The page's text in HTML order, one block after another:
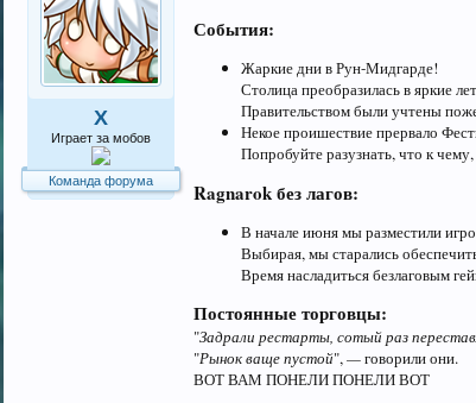
X
Играет за мобов
Команда форума
События:
Жаркие дни в Рун-Мидгарде!
Столица преобразилась в яркие
Правительством были учтены
Некое проишествие прервало
Попробуйте разузнать, что к
Ragnarok без лагов:
В начале июня мы разместили
Выбирая, мы старались
Время насладиться безлаговым
Постоянные торговцы:
"Задрали рестарты, сотый раз
"Рынок ваще пустой",—говорили они.
ВОТ ВАМ ПОНЕЛИ ПОНЕЛИ ВОТ